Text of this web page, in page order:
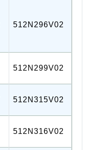
512N296V02
512N299V02
512N315V02
512N316V02